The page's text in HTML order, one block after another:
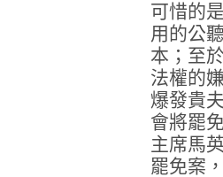
可惜的
用的公
本；至
法權的
爆發貴
會將罷
主席馬
罷免案